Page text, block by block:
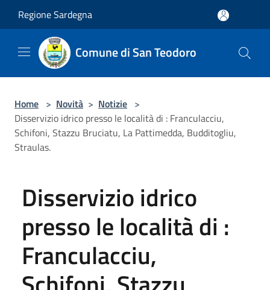
Regione Sardegna
Comune di San Teodoro
Home > Novità > Notizie >
Disservizio idrico presso le località di : Franculacciu,
Schifoni, Stazzu Bruciatu, La Pattimedda, Budditogliu,
Straulas.
Disservizio idrico
presso le località di :
Franculacciu,